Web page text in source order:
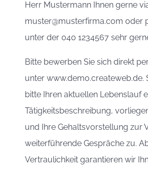
Herr Mustermann Ihnen gerne
muster@musterfirma.com oder
unter der 040 1234567 sehr
Bitte bewerben Sie sich direkt
unter www.demo.createweb.de.
bitte Ihren aktuellen Lebenslauf
Tätigkeitsbeschreibung,
und Ihre Gehaltsvorstellung zur
weiterführende Gespräche zu.
Vertraulichkeit garantieren wir